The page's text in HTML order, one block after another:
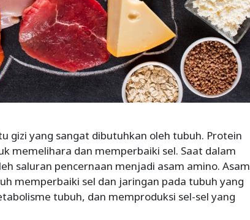
gizi yang sangat dibutuhkan oleh tubuh. Protein
memelihara dan memperbaiki sel. Saat dalam
saluran pencernaan menjadi asam amino. Asam
memperbaiki sel dan jaringan pada tubuh yang
tubuh, dan memproduksi sel-sel yang